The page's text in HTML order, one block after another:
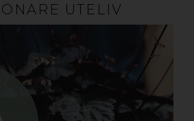
UTELIV